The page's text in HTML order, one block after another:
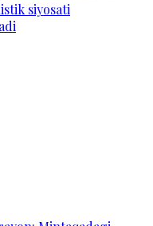
siyosati